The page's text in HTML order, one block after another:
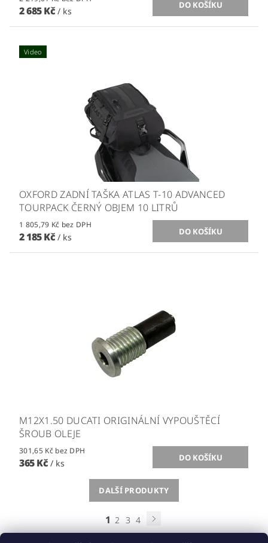
2 685 Kč / ks
Video
OXFORD ZADNÍ TAŠKA ATLAS T-10 ADVANCED
TOURPACK ČERNÝ OBJEM 10 LITRŮ
1 805,79 Kč bez DPH
2 185 Kč / ks
M12X1.50 DUCATI ORIGINÁLNÍ VYPOUŠTĚCÍ
ŠROUB OLEJE
301,65 Kč bez DPH
365 Kč / ks
DALŠÍ PRODUKTY
1 2 3 4